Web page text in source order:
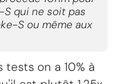
qui ne soit pas
S ou même aux
on a 10% à